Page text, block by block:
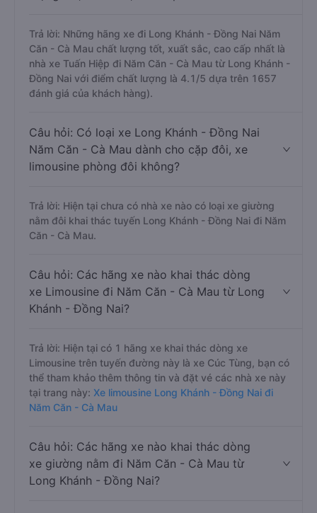
Trả lời: Những hãng xe đi Long Khánh - Đồng Nai Năm
Căn - Cà Mau chất lượng tốt, xuất sắc, cao cấp nhất là
nhà xe Tuấn Hiệp đi Năm Căn - Cà Mau từ Long Khánh -
Đồng Nai với điểm chất lượng là 4.1/5 dựa trên 1657
đánh giá của khách hàng).
Câu hỏi: Có loại xe Long Khánh - Đồng Nai
Năm Căn - Cà Mau dành cho cặp đôi, xe
limousine phòng đôi không?
Trả lời: Hiện tại chưa có nhà xe nào có loại xe giường
nằm đôi khai thác tuyến Long Khánh - Đồng Nai đi Năm
Căn - Cà Mau.
Câu hỏi: Các hãng xe nào khai thác dòng
xe Limousine đi Năm Căn - Cà Mau từ Long
Khánh - Đồng Nai?
Trả lời: Hiện tại có 1 hãng xe khai thác dòng xe
Limousine trên tuyến đường này là xe Cúc Tùng, bạn có
thể tham khảo thêm thông tin và đặt vé các nhà xe này
tại trang này: Xe limousine Long Khánh - Đồng Nai đi
Năm Căn - Cà Mau
Câu hỏi: Các hãng xe nào khai thác dòng
xe giường nằm đi Năm Căn - Cà Mau từ
Long Khánh - Đồng Nai?